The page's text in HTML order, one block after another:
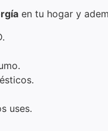
en tu hogar y
uses.